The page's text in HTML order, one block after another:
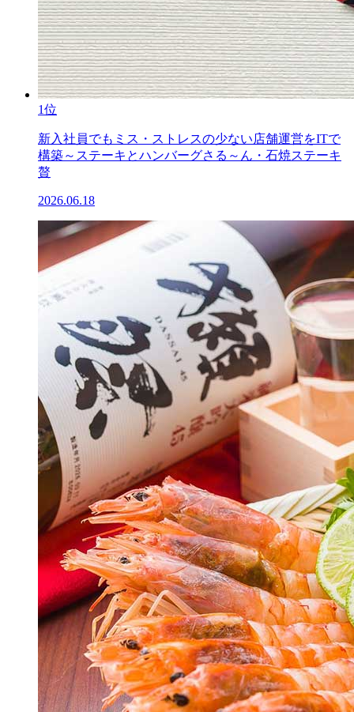
1位
新入社員でもミス・ストレスの少ない店舗運営をITで
構築～ステーキとハンバーグさる～ん・石焼ステーキ
贅
2026.06.18